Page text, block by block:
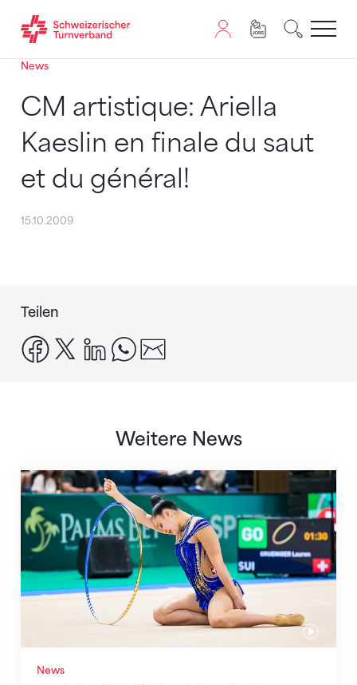
Zum Inhalt springen
Zur Sitemap navigieren
Zum Navigieren dieser Seite wird JavaScript benötigt.
News
CM artistique: Ariella
Kaeslin en finale du saut
et du général!
15.10.2009
Teilen
facebook
x linkedinwhatsapp
Weitere News
News
Nächster Halt: Weltmeisterschaft